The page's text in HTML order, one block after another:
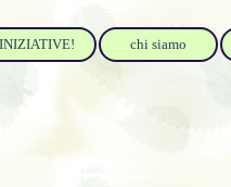
INIZIATIVE! chi siamo